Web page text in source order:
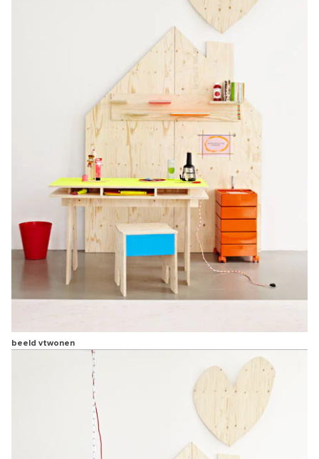
beeld vtwonen